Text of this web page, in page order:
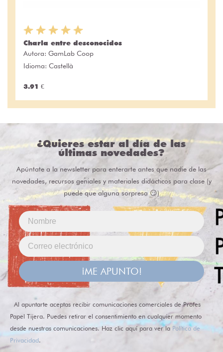
Charla entre desconocidos
Autora: GamLab Coop
Idioma: Castellà
3.91 €
¿Quieres estar al día de las
últimas novedades?
Apúntate a la newsletter para enterarte antes que nadie de las
novedades, recursos geniales y materiales didácticos para clase (y
puede que alguna sorpresa 😏)
¡ME APUNTO!
Al apuntarte aceptas recibir comunicaciones comerciales de Profes
Papel Tijera. Puedes retirar el consentimiento en cualquier momento
desde nuestras comunicaciones. Haz clic aquí para ver la Política de
Privacidad.